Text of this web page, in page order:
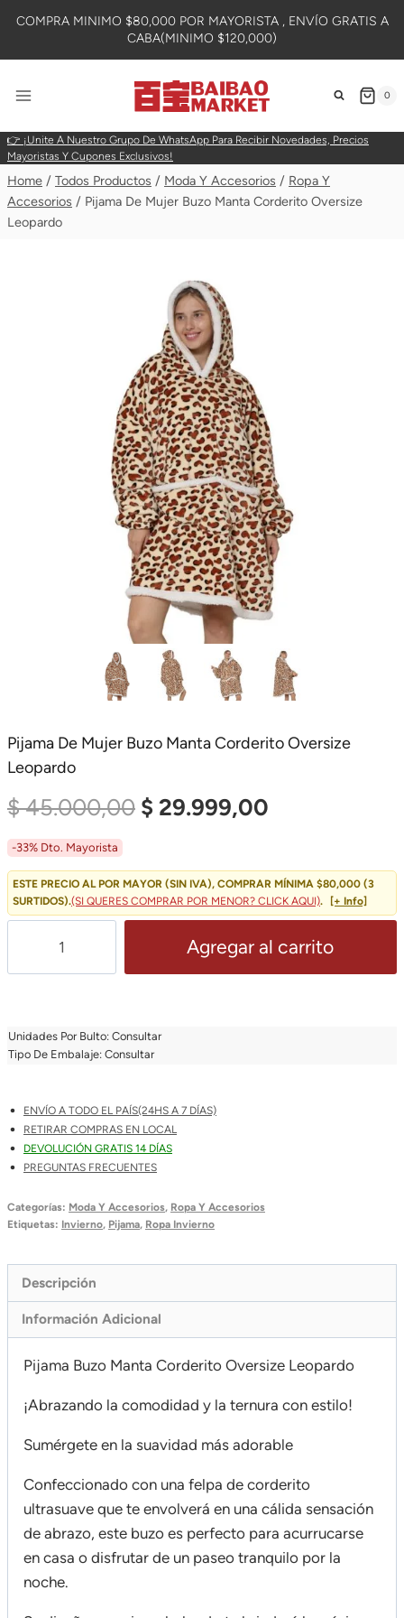
Content
COMPRA MINIMO $80,000 POR MAYORISTA , ENVÍO GRATIS A
CABA(MINIMO $120,000)
0
👉 ¡Unite A Nuestro Grupo De WhatsApp Para Recibir Novedades, Precios
Mayoristas Y Cupones Exclusivos!
Home / Todos Productos / Moda Y Accesorios / Ropa Y
Accesorios / Pijama De Mujer Buzo Manta Corderito Oversize
Leopardo
Pijama De Mujer Buzo Manta Corderito Oversize
Leopardo
$45.000,00 El
Original
Era:
$ 45.000,00.
$ 29.999,00
Actual
Es:
$ 29.999,00.
-33% Dto. Mayorista
ESTE PRECIO AL POR MAYOR (SIN IVA), COMPRAR MÍNIMA $80,000 (3
SURTIDOS).(SI QUERES COMPRAR POR MENOR? CLICK AQUI). [+ Info]
Mujer
Manta
Corderito
Leopardo
Cantidad
Agregar al carrito
Unidades Por Bulto: Consultar
Tipo De Embalaje: Consultar
ENVÍO A TODO EL PAÍS(24HS A 7 DÍAS)
RETIRAR COMPRAS EN LOCAL
DEVOLUCIÓN GRATIS 14 DÍAS
PREGUNTAS FRECUENTES
Categorías: Moda Y Accesorios, Ropa Y Accesorios
Etiquetas: Invierno, Pijama, Ropa Invierno
Descripción
Información Adicional
Pijama Buzo Manta Corderito Oversize Leopardo
¡Abrazando la comodidad y la ternura con estilo!
Sumérgete en la suavidad más adorable
Confeccionado con una felpa de corderito
ultrasuave que te envolverá en una cálida sensación
de abrazo, este buzo es perfecto para acurrucarse
en casa o disfrutar de un paseo tranquilo por la
noche.